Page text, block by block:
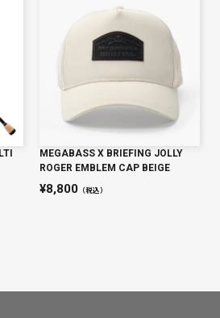
MEGABASS X BRIEFING JOLLY
ROGER EMBLEM CAP BEIGE
8,800 （税込）